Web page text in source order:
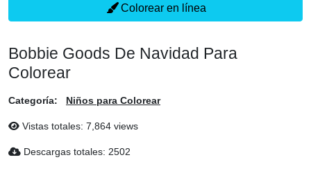
Colorear en línea
Bobbie Goods De Navidad Para
Colorear
Categoría: Niños para Colorear
Vistas totales: 7,864 views
Descargas totales: 2502